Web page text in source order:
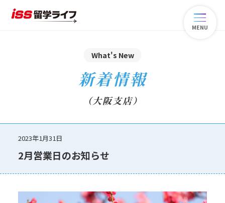
MENU
What's New
新着情報
（大阪支店）
2023年1月31日
2月営業日のお知らせ